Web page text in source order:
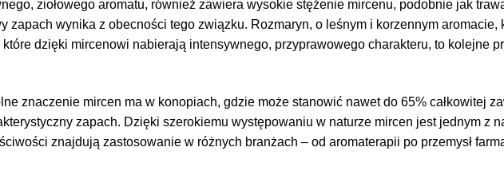
ziołowego aromatu, również zawiera wysokie stężenie mircenu, podobnie jak
zapach wynika z obecności tego związku. Rozmaryn, o leśnym i korzennym
które dzięki mircenowi nabierają intensywnego, przyprawowego charakteru, to kolejne
znaczenie mircen ma w konopiach, gdzie może stanowić nawet do 65% całkowitej
zapach. Dzięki szerokiemu występowaniu w naturze mircen jest jednym z
znajdują zastosowanie w różnych branżach – od aromaterapii po przemysł